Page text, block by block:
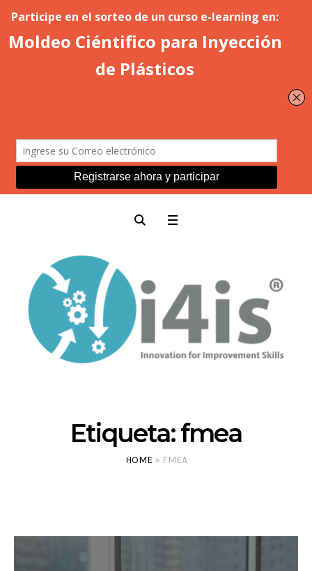
Etiqueta:fmea
HOME» FMEA